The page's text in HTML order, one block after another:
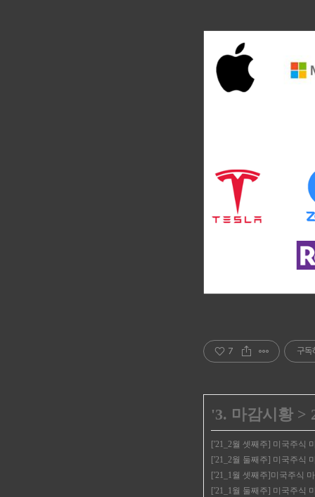
7 구독
'3. 마감시황 >
['21_2월 셋째주] 미국주식
['21_2월 둘째주] 미국주식
['21_1월 셋째주]미국주식
['21_1월 둘째주] 미국주식